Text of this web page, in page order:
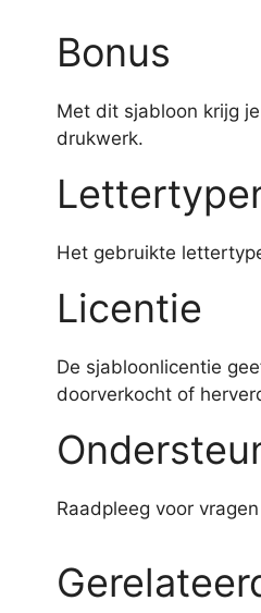
Bonus
Met dit sjabloon krijg
drukwerk.
Het gebruikte
Licentie
De sjabloonlicentie
doorverkocht of
Raadpleeg voor